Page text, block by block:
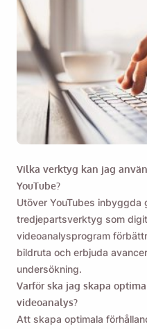
Vilka verktyg kan jag
YouTube?
Utöver YouTubes inbyggda
tredjepartsverktyg som
videoanalysprogram
bildruta och erbjuda
undersökning.
Varför ska jag skapa
videoanalys?
Att skapa optimala